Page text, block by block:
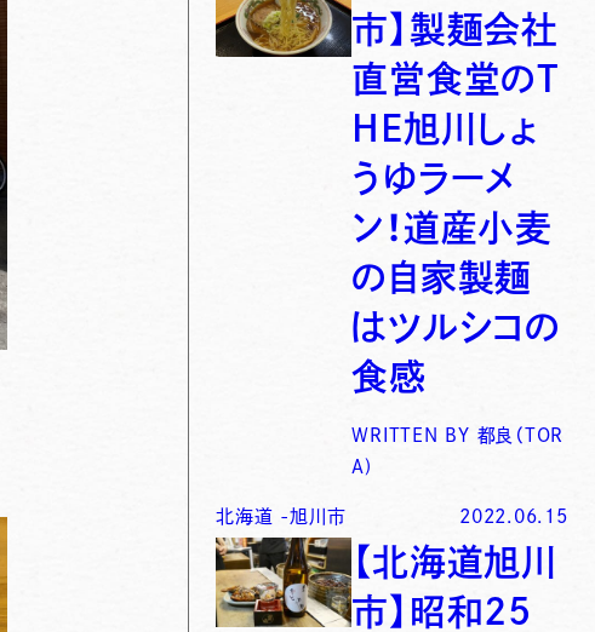
市】製麺会社
直営食堂のT
HE旭川しょ
うゆラーメ
ン！道産小麦
の自家製麺
はツルシコの
食感
WRITTEN BY 都良（TOR
A)
北海道 -旭川市 2022.06.15
【北海道旭川
市】昭和25